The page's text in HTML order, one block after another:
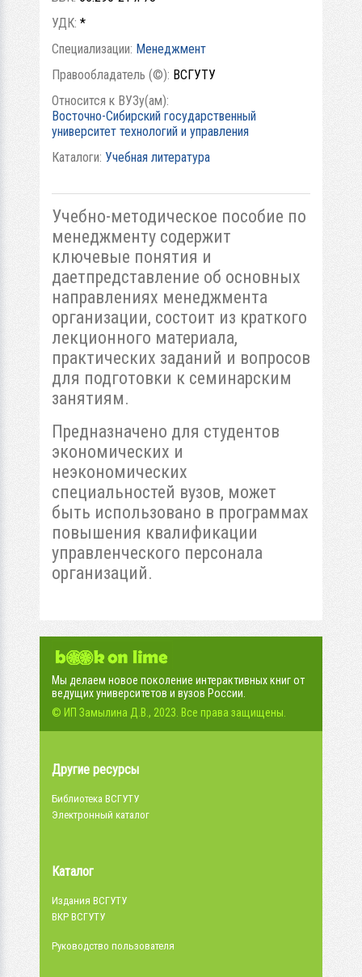
УДК: *
Специализации: Менеджмент
Правообладатель (©): ВСГУТУ
Относится к ВУЗу(ам):
Восточно-Сибирский государственный
университет технологий и управления
Каталоги: Учебная литература
Учебно-методическое пособие по
менеджменту содержит
ключевые понятия и
даетпредставление об основных
направлениях менеджмента
организации, состоит из краткого
лекционного материала,
практических заданий и вопросов
для подготовки к семинарским
занятиям.
Предназначено для студентов
экономических и
неэкономических
специальностей вузов, может
быть использовано в программах
повышения квалификации
управленческого персонала
организаций.
Мы делаем новое поколение интерактивных книг от
ведущих университетов и вузов России.
© ИП Замылина Д.В., 2023. Все права защищены.
Другие ресурсы
Библиотека ВСГУТУ
Электронный каталог
Каталог
Издания ВСГУТУ
ВКР ВСГУТУ
Руководство пользователя